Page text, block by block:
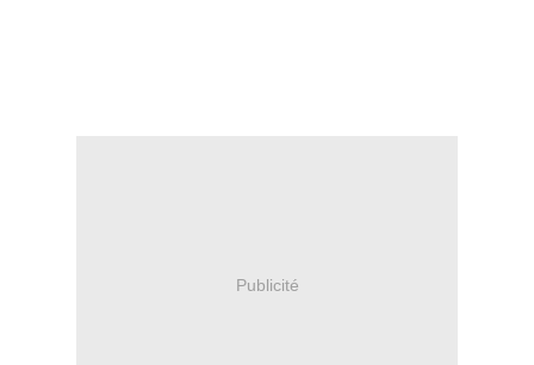
Publicité